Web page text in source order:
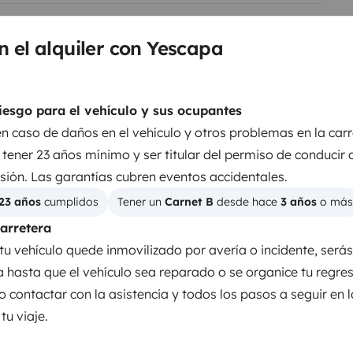
el alquiler con Yescapa
para el vehículo y sus ocupantes
caso de daños en el vehículo y otros problemas en la
23 años mínimo y ser titular del permiso de conducir
Las garantías cubren eventos accidentales.
años cumplidos Tener un Carnet B desde hace 3 años o más
vehículo quede inmovilizado por avería o incidente,
hasta que el vehículo sea reparado o se organice tu
contactar con la asistencia y todos los pasos a seguir en
viaje.
Standheizug mit
sind mit Plissees und
für einen Roller Markise
für autarkes campen.
einer Pfanne und Gläser für
nicht extra bestückt werden.
Klappstühle +
Klapptisch, 2 Auffahrkeile
Anschlüsse einer
für einen geringen
für 2 Tassen
2
selbst mitzubringen.
und Mitnehmen von Tieren
Das Wohnmobil kann zu
lateral)
140x200 cm
WC
Productos de consumo
Dirección asistida